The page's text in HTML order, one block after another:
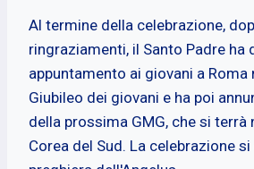
Al termine della celebrazione,
ringraziamenti, il Santo Padre ha
appuntamento ai giovani a Roma
Giubileo dei giovani e ha poi
della prossima GMG, che si terrà
Corea del Sud. La celebrazione